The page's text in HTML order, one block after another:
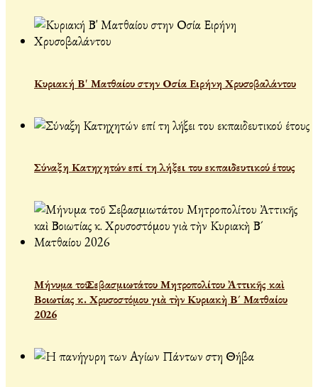
Κυριακή Β' Ματθαίου στην Οσία Ειρήνη Χρυσοβαλάντου
Σύναξη Κατηχητών επί τη λήξει του εκπαιδευτικού έτους
Μήνυμα τοῦ Σεβασμιωτάτου Μητροπολίτου Ἀττικῆς καὶ
Βοιωτίας κ. Χρυσοστόμου γιὰ τὴν Κυριακὴ Β´ Ματθαίου
2026